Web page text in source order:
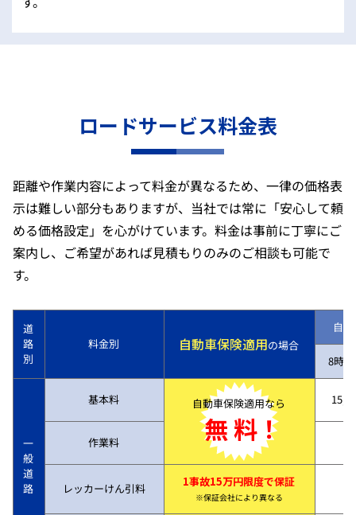
ロードサービス料金表
距離や作業内容によって料金が異なるため、一律の価格表
示は難しい部分もありますが、当社では常に「安心して頼
める価格設定」を心がけています。料金は事前に丁寧にご
案内し、ご希望があれば見積もりのみのご相談も可能で
す。
道
路
別
料金別 自動車保険適用の場合
自
8時
一
般
道
路
基本料 自動車保険適用なら
無 料！
作業料
レッカーけん引料 1事故15万円限度で保証
※保証会社により異なる